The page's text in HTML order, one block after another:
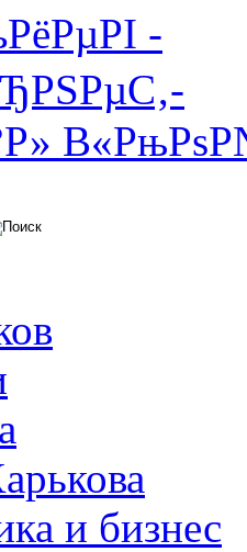
и бизнес